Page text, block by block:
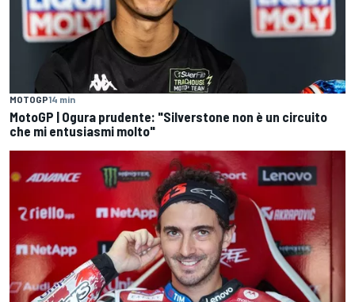
MOTOGP14 min
MotoGP | Ogura prudente: "Silverstone non è un circuito
che mi entusiasmi molto"